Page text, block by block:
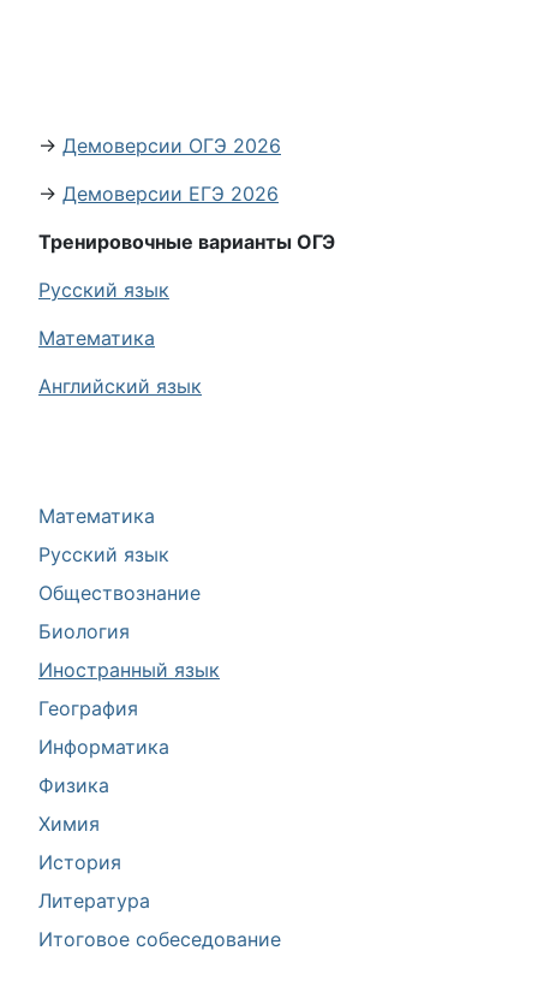
Математика
Русский язык
Обществознание
Биология
Иностранный язык
География
Информатика
Физика
Химия
История
Литература
Итоговое собеседование
→ Демоверсии ОГЭ 2026
→ Демоверсии ЕГЭ 2026
Тренировочные варианты ОГЭ
Русский язык
Математика
Английский язык